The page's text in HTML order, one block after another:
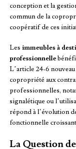
conception et la
commun de la
coopératif de ces
Les immeubles à
professionnelle
L’article 24-6
copropriété aux
professionnelles,
signalétique ou
répond à l’évolution
fonctionnelle
La Question